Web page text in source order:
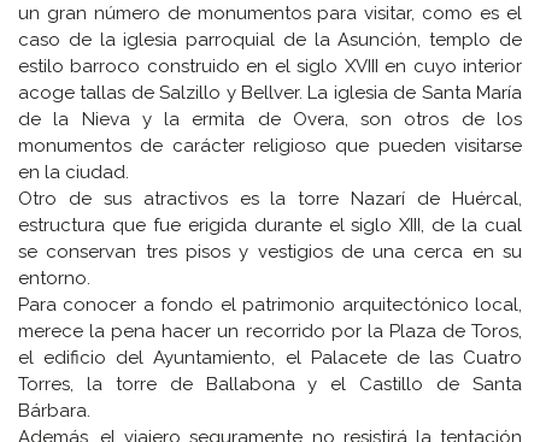
un gran número de monumentos para visitar, como es el
caso de la iglesia parroquial de la Asunción, templo de
estilo barroco construido en el siglo XVIII en cuyo interior
acoge tallas de Salzillo y Bellver. La iglesia de Santa María
de la Nieva y la ermita de Overa, son otros de los
monumentos de carácter religioso que pueden visitarse
en la ciudad.
Otro de sus atractivos es la torre Nazarí de Huércal,
estructura que fue erigida durante el siglo XIII, de la cual
se conservan tres pisos y vestigios de una cerca en su
entorno.
Para conocer a fondo el patrimonio arquitectónico local,
merece la pena hacer un recorrido por la Plaza de Toros,
el edificio del Ayuntamiento, el Palacete de las Cuatro
Torres, la torre de Ballabona y el Castillo de Santa
Bárbara.
Además, el viajero seguramente no resistirá la tentación